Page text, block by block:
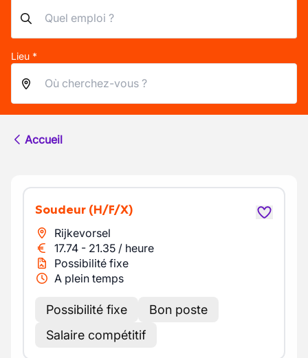
Lieu *
Accueil
Soudeur (H/F/X)
Rijkevorsel
17.74 - 21.35 / heure
Possibilité fixe
A plein temps
Possibilité fixe
Bon poste
Salaire compétitif